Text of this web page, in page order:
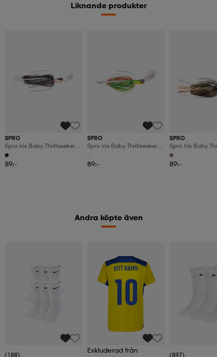
Liknande produkter
SPRO
Spro Iris Baby Thrillseeker
Roach 2/0 7cm 8g
89:-
SPRO
Spro Iris Baby Thrillseeker
89:-
SPRO
Spro Iris Baby
Perch 2/0 7cm
89:-
Andra köpte även
(188)
Exkluderad från
(897)